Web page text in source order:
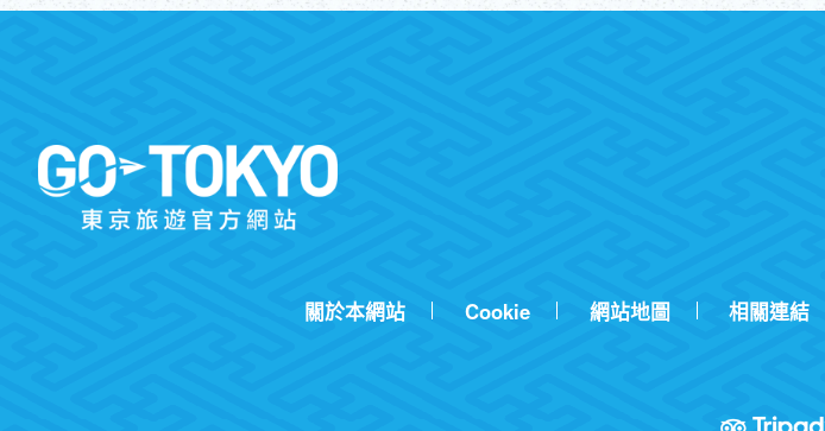
關於本網站 Cookie 網站地圖 相關連結